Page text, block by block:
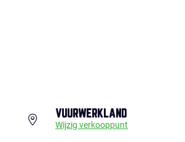
VUURWERKLAND
Wijzig verkooppunt